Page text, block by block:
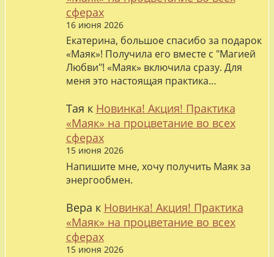
сферах
16 июня 2026
Екатерина, большое спасибо за подарок
«Маяк»! Получила его вместе с "Магией
Любви"! «Маяк» включила сразу. Для
меня это настоящая практика…
Тая к Новинка! Акция! Практика
«Маяк» на процветание во всех
сферах
15 июня 2026
Напишите мне, хочу получить Маяк за
энергообмен.
Вера к Новинка! Акция! Практика
«Маяк» на процветание во всех
сферах
15 июня 2026